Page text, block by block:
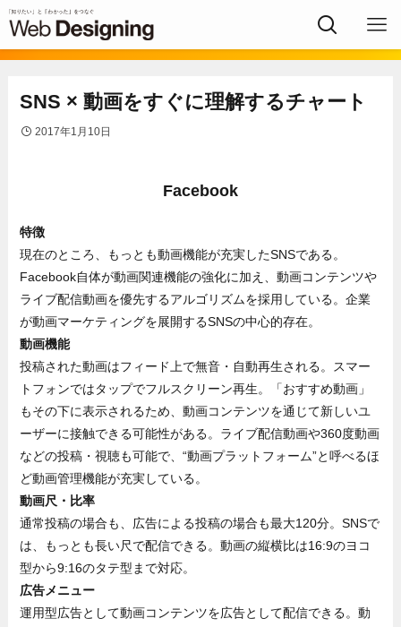
SNS × 動画をすぐに理解するチャート
2017年1月10日
Facebook
特徴
現在のところ、もっとも動画機能が充実したSNSである。
Facebook自体が動画関連機能の強化に加え、動画コンテンツや
ライブ配信動画を優先するアルゴリズムを採用している。企業
が動画マーケティングを展開するSNSの中心的存在。
動画機能
投稿された動画はフィード上で無音・自動再生される。スマー
トフォンではタップでフルスクリーン再生。「おすすめ動画」
もその下に表示されるため、動画コンテンツを通じて新しいユ
ーザーに接触できる可能性がある。ライブ配信動画や360度動画
などの投稿・視聴も可能で、“動画プラットフォーム”と呼べるほ
ど動画管理機能が充実している。
動画尺・比率
通常投稿の場合も、広告による投稿の場合も最大120分。SNSで
は、もっとも長い尺で配信できる。動画の縦横比は16:9のヨコ
型から9:16のタテ型まで対応。
広告メニュー
運用型広告として動画コンテンツを広告として配信できる。動